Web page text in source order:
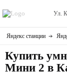
Ул.
Контакты
Оплата
Apple
Dyson
Яндекс станции
Купить
Мини 2 в